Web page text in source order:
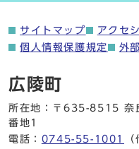
サイトマップ アクセ
個人情報保護規定
外
広陵町
所在地：〒635-8515 奈
番地1
電話： 0745-55-1001